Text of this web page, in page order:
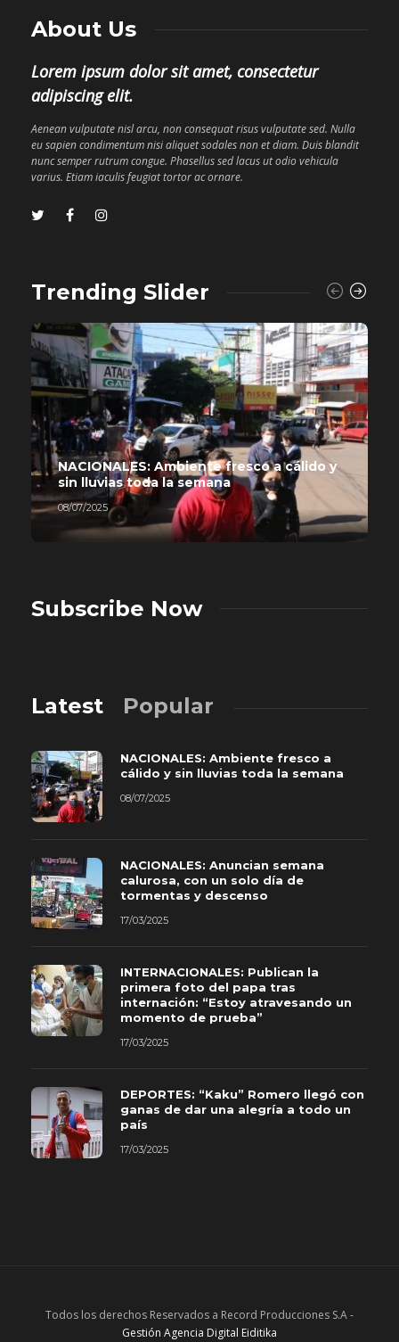
About Us
Lorem ipsum dolor sit amet, consectetur
adipiscing elit.
Aenean vulputate nisl arcu, non consequat risus vulputate sed. Nulla
eu sapien condimentum nisi aliquet sodales non et diam. Duis blandit
nunc semper rutrum congue. Phasellus sed lacus ut odio vehicula
varius. Etiam iaculis feugiat tortor ac ornare.
Trending Slider
NACIONALES: Ambiente fresco a cálido y
sin lluvias toda la semana
08/07/2025
Subscribe Now
Latest Popular
NACIONALES: Ambiente fresco a
cálido y sin lluvias toda la semana
08/07/2025
NACIONALES: Anuncian semana
calurosa, con un solo día de
tormentas y descenso
17/03/2025
INTERNACIONALES: Publican la
primera foto del papa tras
internación: “Estoy atravesando un
momento de prueba”
17/03/2025
DEPORTES: “Kaku” Romero llegó con
ganas de dar una alegría a todo un
país
17/03/2025
Todos los derechos Reservados a Record Producciones S.A -
Gestión Agencia Digital Eiditika